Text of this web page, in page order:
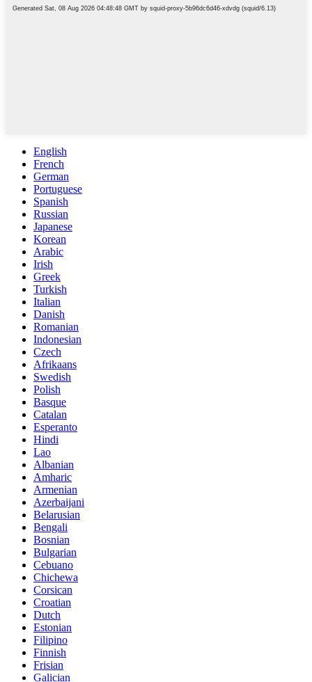
English
French
German
Portuguese
Spanish
Russian
Japanese
Korean
Arabic
Irish
Greek
Turkish
Italian
Danish
Romanian
Indonesian
Czech
Afrikaans
Swedish
Polish
Basque
Catalan
Esperanto
Hindi
Lao
Albanian
Amharic
Armenian
Azerbaijani
Belarusian
Bengali
Bosnian
Bulgarian
Cebuano
Chichewa
Corsican
Croatian
Dutch
Estonian
Filipino
Finnish
Frisian
Galician